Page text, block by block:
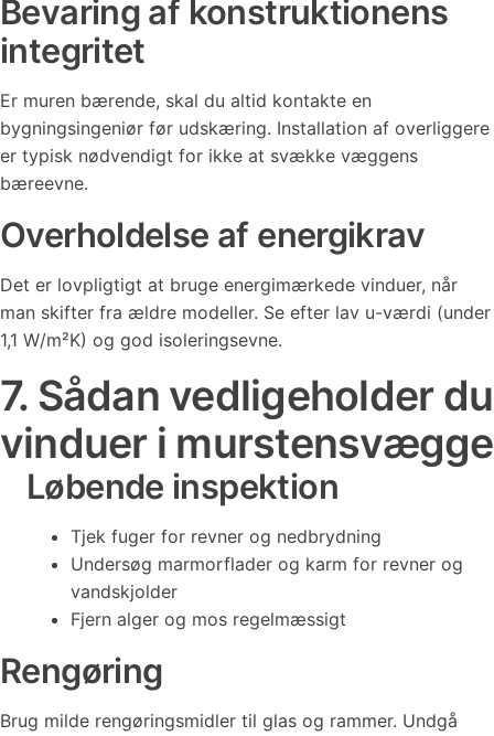
Bevaring af konstruktionens
integritet
Er muren bærende, skal du altid kontakte en
bygningsingeniør før udskæring. Installation af overliggere
er typisk nødvendigt for ikke at svække væggens
bæreevne.
Overholdelse af energikrav
Det er lovpligtigt at bruge energimærkede vinduer, når
man skifter fra ældre modeller. Se efter lav u-værdi (under
1,1 W/m²K) og god isoleringsevne.
7. Sådan vedligeholder du
vinduer i murstensvægge
Løbende inspektion
Tjek fuger for revner og nedbrydning
Undersøg marmorflader og karm for revner og
vandskjolder
Fjern alger og mos regelmæssigt
Rengøring
Brug milde rengøringsmidler til glas og rammer. Undgå